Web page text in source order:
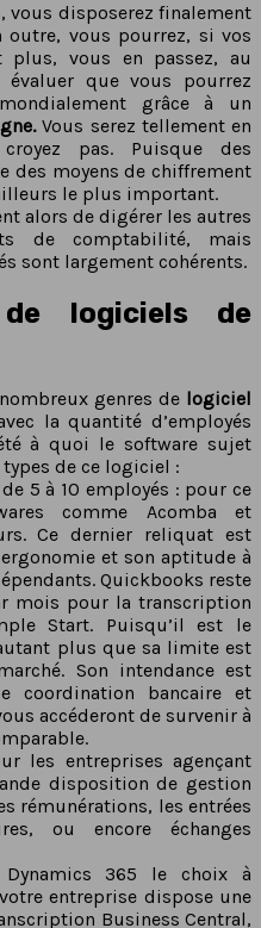
vous disposerez finalement
outre, vous pourrez, si vos
plus, vous en passez, au
évaluer que vous pourrez
grâce à un
Vous serez tellement en
pas. Puisque des
des moyens de chiffrement
le plus important.
alors de digérer les autres
de comptabilité, mais
sont largement cohérents.
de logiciels de
genres de logiciel
la quantité d’employés
à quoi le software sujet
de ce logiciel :
5 à 10 employés : pour ce
comme Acomba et
Ce dernier reliquat est
et son aptitude à
Quickbooks reste
mois pour la transcription
Start. Puisqu’il est le
plus que sa limite est
Son intendance est
coordination bancaire et
accéderont de survenir à
les entreprises agençant
disposition de gestion
rémunérations, les entrées
ou encore échanges
365 le choix à
entreprise dispose une
Business Central,